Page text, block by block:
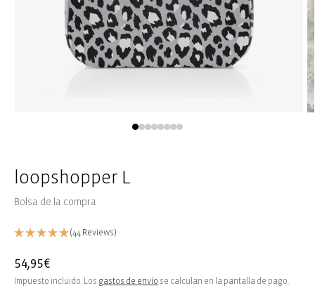
una
ventana
loopshopper L
Bolsa de la compra
(44 Reviews)
Precio
habitual
54,95€
Impuesto incluido. Los gastos de envío se calculan en la pantalla de pago.